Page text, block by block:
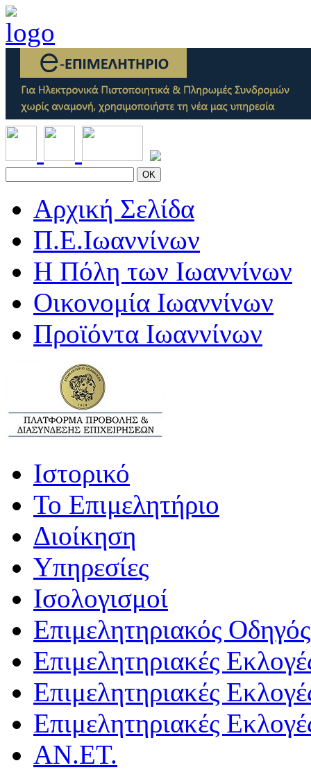
OK
Αρχική Σελίδα
Π.Ε.Ιωαννίνων
Η Πόλη των Ιωαννίνων
Οικονομία Ιωαννίνων
Προϊόντα Ιωαννίνων
Ιστορικό
Το Επιμελητήριο
Διοίκηση
Υπηρεσίες
Ισολογισμοί
Επιμελητηριακός Οδηγός
Επιμελητηριακές
Επιμελητηριακές
Επιμελητηριακές
ΑΝ.ΕΤ.